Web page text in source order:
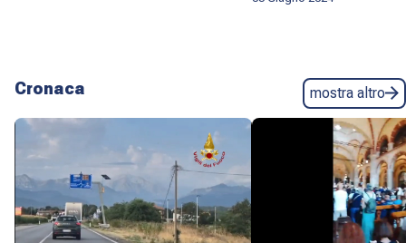
Cronaca mostra altro